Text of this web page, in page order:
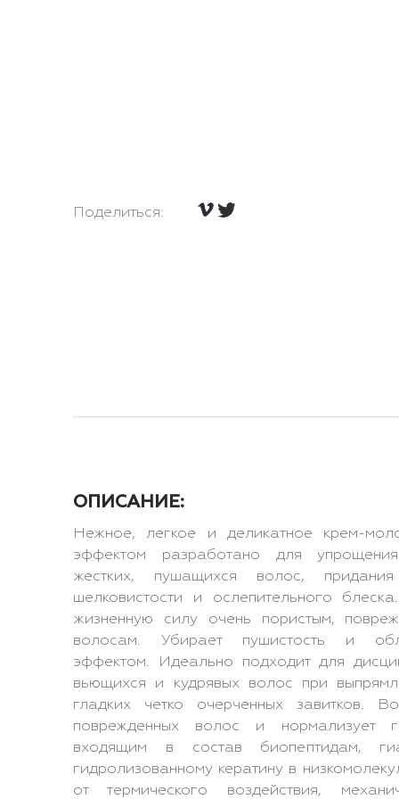
Поделиться:
ОПИСАНИЕ:
Нежное, легкое и деликатное крем-
эффектом разработано для
жестких, пушащихся волос,
шелковистости и ослепительного
жизненную силу очень пористым,
волосам. Убирает пушистость и
эффектом. Идеально подходит для
вьющихся и кудрявых волос при
гладких четко очерченных завитков.
поврежденных волос и нормализует
входящим в состав биопептидам,
гидролизованному кератину в
от термического воздействия,